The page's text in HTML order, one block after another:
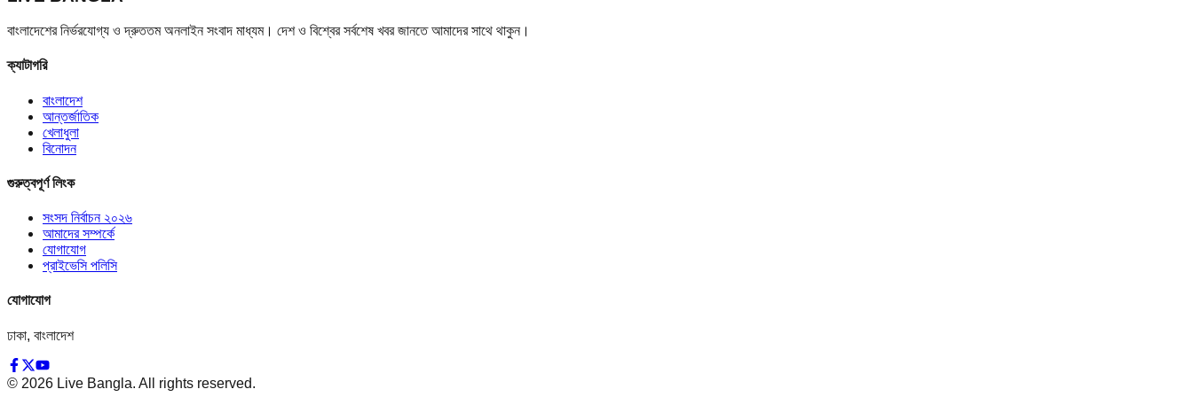
বাংলাদেশের নির্ভরযোগ্য ও দ্রুততম অনলাইন সংবাদ মাধ্যম। দেশ ও বিশ্বের সর্বশেষ খবর জানতে আমাদের সাথে থাকুন।
ক্যাটাগরি
বাংলাদেশ
আন্তর্জাতিক
খেলাধুলা
বিনোদন
গুরুত্বপূর্ণ লিংক
সংসদ নির্বাচন ২০২৬
আমাদের সম্পর্কে
যোগাযোগ
প্রাইভেসি পলিসি
যোগাযোগ
ঢাকা, বাংলাদেশ
© 2026 Live Bangla. All rights reserved.